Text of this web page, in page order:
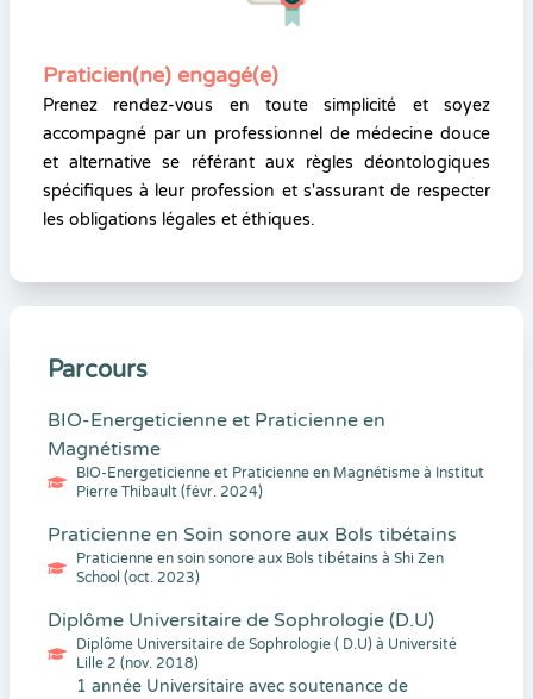
Praticien(ne) engagé(e)
Prenez rendez-vous en toute simplicité et soyez
accompagné par un professionnel de médecine douce
et alternative se référant aux règles déontologiques
spécifiques à leur profession et s'assurant de respecter
les obligations légales et éthiques.
Parcours
BIO-Energeticienne et Praticienne en
Magnétisme
BIO-Energeticienne et Praticienne en Magnétisme à Institut
Pierre Thibault (févr. 2024)
Praticienne en Soin sonore aux Bols tibétains
Praticienne en soin sonore aux Bols tibétains à Shi Zen
School (oct. 2023)
Diplôme Universitaire de Sophrologie (D.U)
Diplôme Universitaire de Sophrologie ( D.U) à Université
Lille 2 (nov. 2018)
1 année Universitaire avec soutenance de